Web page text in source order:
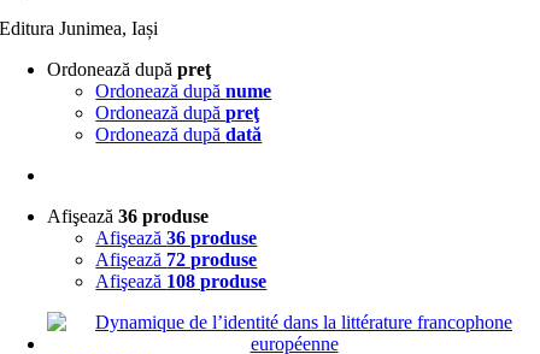
Editura Junimea, Iași
Ordonează dupăpreţ
Ordonează dupănume
Ordonează dupăpreţ
Ordonează dupădată
Afişează36 produse
Afişează36 produse
Afişează 72 produse
Afişează 108 produse